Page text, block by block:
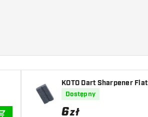
KOTO Dart Sharpener Flat
Dostępny
6zł